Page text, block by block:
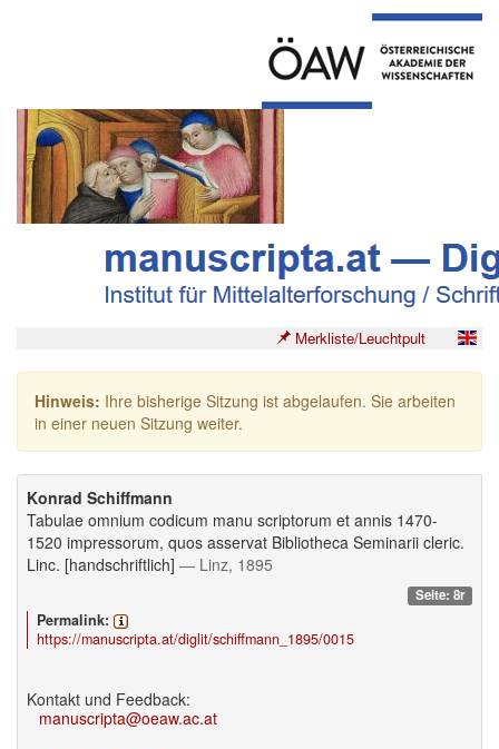
Merkliste/Leuchtpult
Hinweis: Ihre bisherige Sitzung ist abgelaufen. Sie arbeiten
in einer neuen Sitzung weiter.
Konrad Schiffmann
Tabulae omnium codicum manu scriptorum et annis 1470-
1520 impressorum, quos asservat Bibliotheca Seminarii cleric.
Linc. [handschriftlich] — Linz, 1895
Seite: 8r
Permalink:
https://manuscripta.at/diglit/schiffmann_1895/0015
Kontakt und Feedback:
manuscripta@oeaw.ac.at